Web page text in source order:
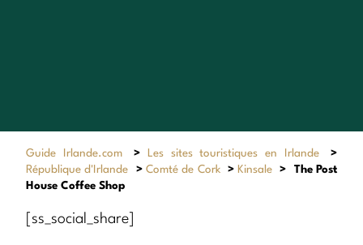
Guide Irlande.com > Les sites touristiques en Irlande
>
République d'Irlande
> Comté de Cork > Kinsale >
The Post
House Coffee Shop
[ss_social_share]